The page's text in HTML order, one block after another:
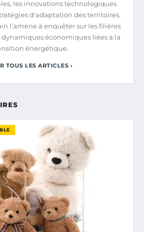
les innovations technologiques
d'adaptation des territoires.
l’amène à enquêter sur les filières
économiques liées à la
énergétique.
TOUS LES ARTICLES ›